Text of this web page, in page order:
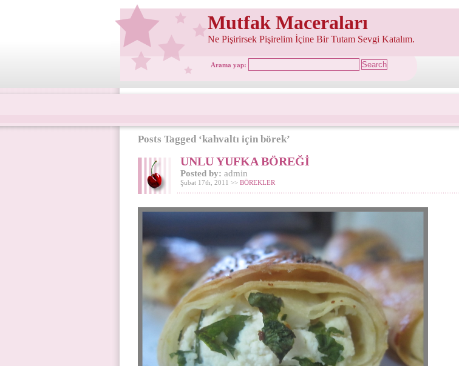
Mutfak Maceraları
Ne Pişirirsek Pişirelim İçine Bir Tutam Sevgi Katalım.
Arama yap:
Posts Tagged ‘kahvaltı için börek’
UNLU YUFKA BÖREĞİ
Posted by: admin
Şubat 17th, 2011 >> BÖREKLER